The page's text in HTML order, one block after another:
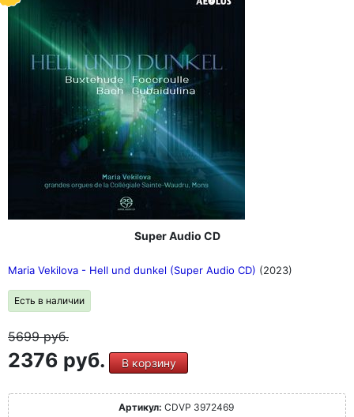
Super Audio CD
Maria Vekilova - Hell und dunkel (Super Audio CD) (2023)
Есть в наличии
5699руб.
2376 руб. В корзину
Артикул: CDVP 3972469